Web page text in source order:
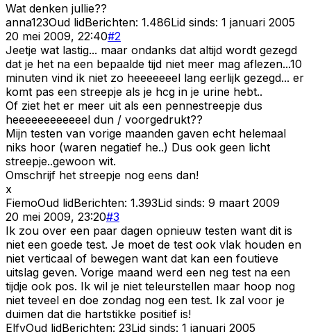
Wat denken jullie??
anna123Oud lidBerichten: 1.486Lid sinds: 1 januari 2005
20 mei 2009, 22:40#2
Jeetje wat lastig... maar ondanks dat altijd wordt gezegd
dat je het na een bepaalde tijd niet meer mag aflezen...10
minuten vind ik niet zo heeeeeeel lang eerlijk gezegd... er
komt pas een streepje als je hcg in je urine hebt..
Of ziet het er meer uit als een pennestreepje dus
heeeeeeeeeeeel dun / voorgedrukt??
Mijn testen van vorige maanden gaven echt helemaal
niks hoor (waren negatief he..) Dus ook geen licht
streepje..gewoon wit.
Omschrijf het streepje nog eens dan!
x
FiemoOud lidBerichten: 1.393Lid sinds: 9 maart 2009
20 mei 2009, 23:20#3
Ik zou over een paar dagen opnieuw testen want dit is
niet een goede test. Je moet de test ook vlak houden en
niet verticaal of bewegen want dat kan een foutieve
uitslag geven. Vorige maand werd een neg test na een
tijdje ook pos. Ik wil je niet teleurstellen maar hoop nog
niet teveel en doe zondag nog een test. Ik zal voor je
duimen dat die hartstikke positief is!
ElfyOud lidBerichten: 23Lid sinds: 1 januari 2005